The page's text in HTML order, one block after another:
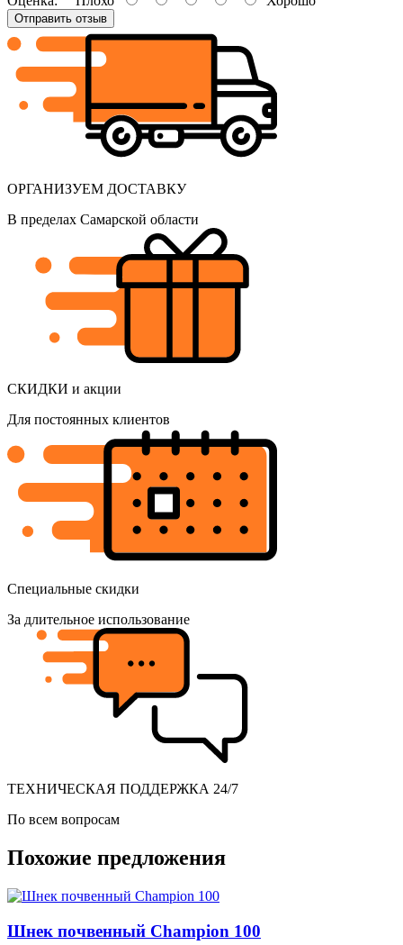
Отправить отзыв
ОРГАНИЗУЕМ ДОСТАВКУ
В пределах Самарской области
СКИДКИ и акции
Для постоянных клиентов
Специальные скидки
За длительное использование
ТЕХНИЧЕСКАЯ ПОДДЕРЖКА 24/7
По всем вопросам
Похожие предложения
Шнек почвенный Champion 100